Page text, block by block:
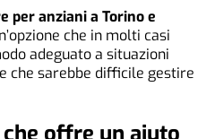
per anziani a Torino e
che in molti casi
adeguato a situazioni
che sarebbe difficile gestire